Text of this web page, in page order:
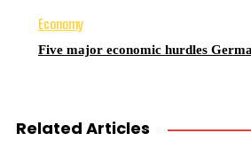
Economy
Five major economic hurdles
Related Articles